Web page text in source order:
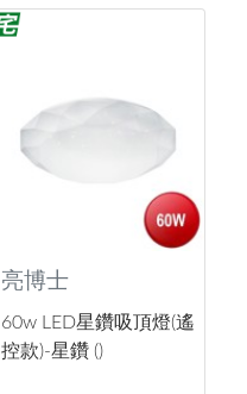
亮博士
60w LED星鑽吸頂燈(遙
控款)-星鑽 ()